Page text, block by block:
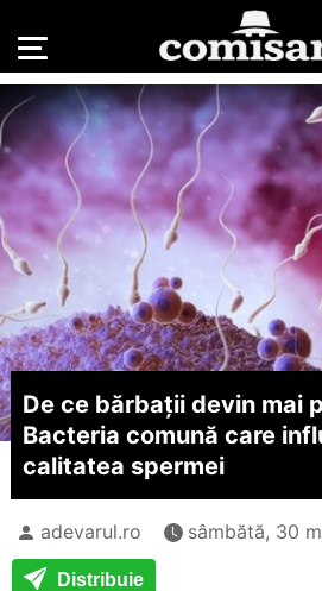
De ce bărbații devin mai
Bacteria comună care
calitatea spermei
adevarul.ro sâmbătă, 30
Distribuie